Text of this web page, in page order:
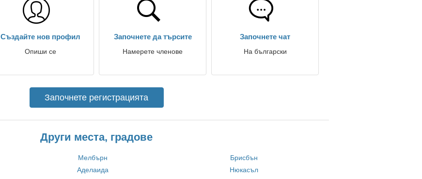
Създайте нов профил
Опиши се
Започнете да търсите
Намерете членове
Започнете чат
На български
Започнете регистрацията
Други места, градове
Мелбърн
Брисбън
Аделаида
Нюкасъл